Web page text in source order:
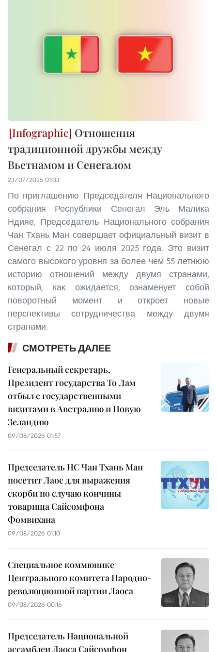
Отношения
традиционной дружбы между
Вьетнамом и Сенегалом
23/07/2025 01:03
По приглашению Председателя Национального
собрания Республики Сенегал Эль Малика
Ндияе, Председатель Национального собрания
Чан Тхань Ман совершает официальный визит в
Сенегал с 22 по 24 июля 2025 года. Это визит
самого высокого уровня за более чем 55-летнюю
историю отношений между двумя странами,
который, как ожидается, ознаменует собой
поворотный момент и откроет новые
перспективы сотрудничества между двумя
странами.
СМОТРЕТЬ ДАЛЕЕ
Генеральный секретарь,
Президент государства То Лам
отбыл с государственными
визитами в Австралию и Новую
Зеландию
09/08/2026 01:57
Председатель НС Чан Тхань Ман
посетит Лаос для выражения
скорби по случаю кончины
товарища Сайсомфона
Фомвихана
09/08/2026 01:10
Специальное коммюнике
Центрального комитета Народно-
революционной партии Лаоса
09/08/2026 00:16
Председатель Национальной
ассамблеи Лаоса Сайсомфон